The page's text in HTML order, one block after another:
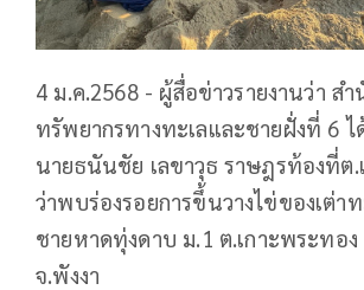
4 ม.ค.2568 - ผู้สื่อข่าวรายงานว่า สำ
ทรัพยากรทางทะเลและชายฝั่งที่ 6 ไ
นายธนันชัย เลขาวุธ ราษฎรท้องที่ต.
ว่าพบร่องรอยการขึ้นวางไข่ของเต่า
ชายหาดทุ่งดาบ ม.1 ต.เกาะพระทอง
จ.พังงา